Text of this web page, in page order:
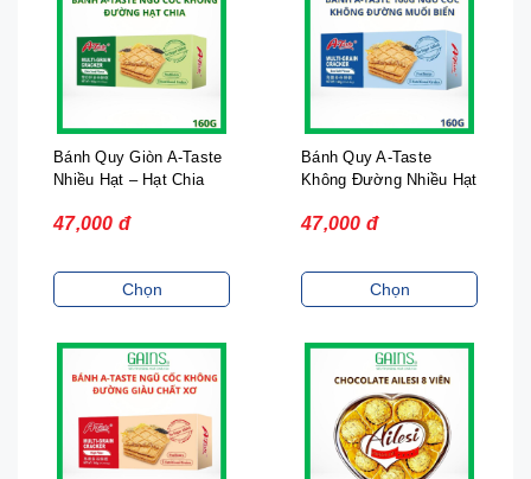
Bánh Quy Giòn A-Taste
Nhiều Hạt – Hạt Chia
47,000 đ
Chọn
Bánh Quy A-Taste
Không Đường Nhiều Hạt
47,000 đ
Chọn